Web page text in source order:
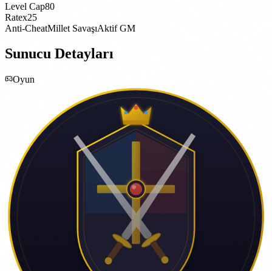
Level Cap80
Ratex25
Anti-CheatMillet SavaşıAktif GM
Sunucu Detayları
Oyun